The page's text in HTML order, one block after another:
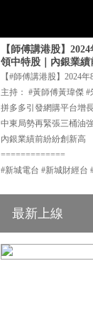
【師傅講港股】
領中特股｜內銀業
【#師傅講港股】2024
主持： #黃師傅黃瑋傑 #
拼多多引發網購平台增
中東局勢再緊張三桶油
內銀業績前紛紛創新高
=============
#新城電台 #新城財經台
最新上線